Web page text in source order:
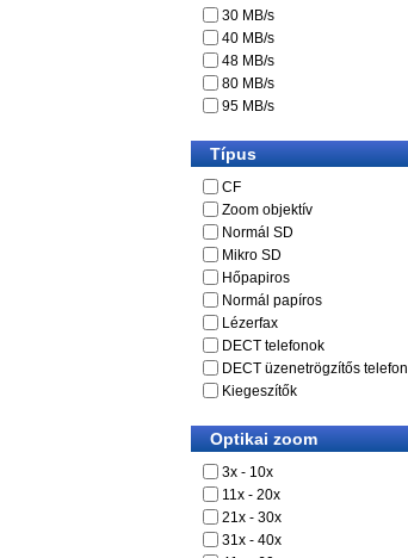
30 MB/s
40 MB/s
48 MB/s
80 MB/s
95 MB/s
Típus
CF
Zoom objektív
Normál SD
Mikro SD
Hőpapiros
Normál papíros
Lézerfax
DECT telefonok
DECT üzenetrögzítős telefon
Kiegeszítők
Optikai zoom
3x - 10x
11x - 20x
21x - 30x
31x - 40x